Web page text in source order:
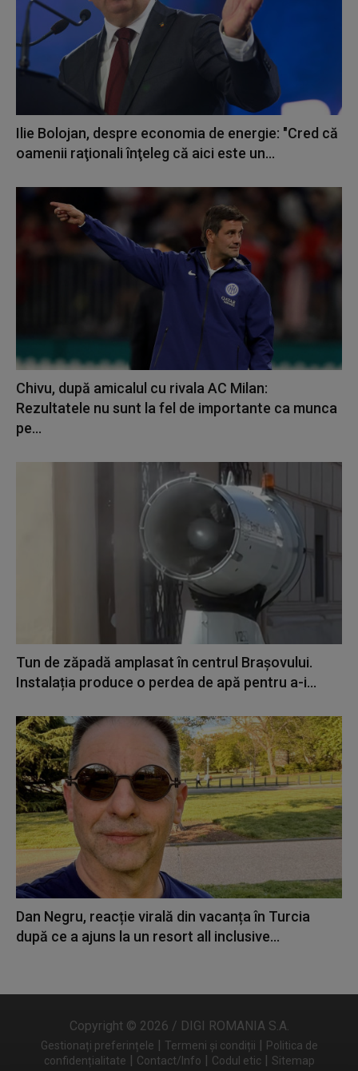
Ilie Bolojan, despre economia de energie: "Cred că
oamenii raţionali înţeleg că aici este un...
Chivu, după amicalul cu rivala AC Milan:
Rezultatele nu sunt la fel de importante ca munca
pe...
Tun de zăpadă amplasat în centrul Brașovului.
Instalația produce o perdea de apă pentru a-i...
Dan Negru, reacție virală din vacanța în Turcia
după ce a ajuns la un resort all inclusive...
Copyright © 2026 / DIGI ROMANIA S.A.
Gestionați preferințele Termeni și condiții
Politica de
confidențialitate
Contact/Info Codul etic Sitemap